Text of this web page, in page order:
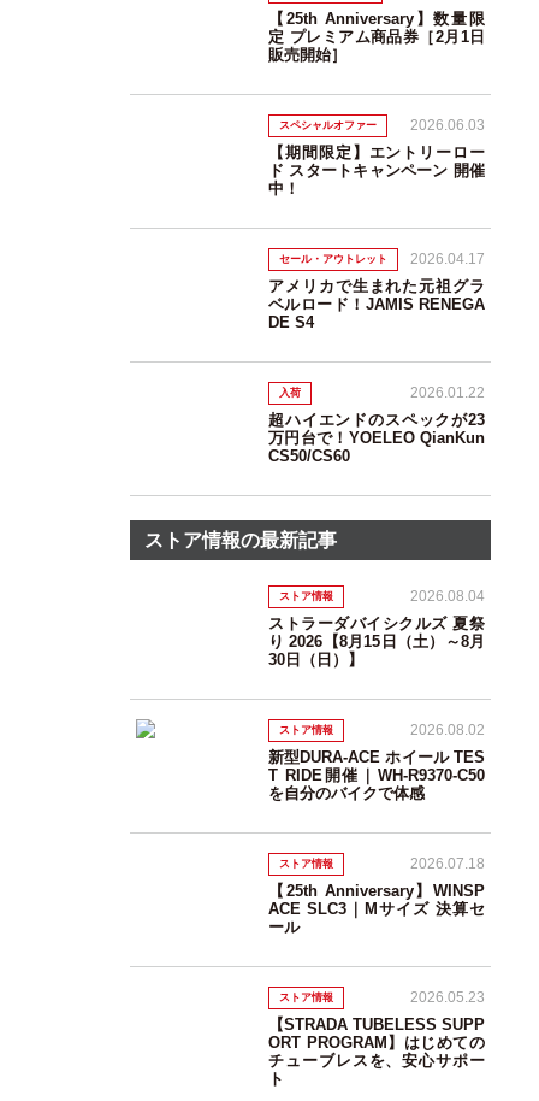
【25th Anniversary】数量限
定 プレミアム商品券［2月1日
販売開始］
スペシャルオファー 2026.06.03
【期間限定】エントリーロー
ド スタートキャンペーン 開催
中！
セール・アウトレット 2026.04.17
アメリカで生まれた元祖グラ
ベルロード！JAMIS RENEGA
DE S4
入荷 2026.01.22
超ハイエンドのスペックが23
万円台で！YOELEO QianKun
CS50/CS60
ストア情報の最新記事
ストア情報 2026.08.04
ストラーダバイシクルズ 夏祭
り 2026【8月15日（土）～8月
30日（日）】
ストア情報 2026.08.02
新型DURA-ACE ホイール TES
T RIDE開催｜WH-R9370-C50
を自分のバイクで体感
ストア情報 2026.07.18
【25th Anniversary】WINSP
ACE SLC3｜Mサイズ 決算セ
ール
ストア情報 2026.05.23
【STRADA TUBELESS SUPP
ORT PROGRAM】はじめての
チューブレスを、安心サポー
ト